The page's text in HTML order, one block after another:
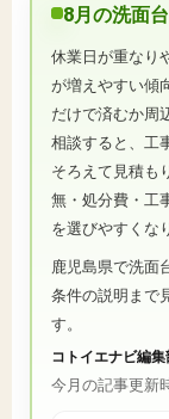
8月の洗面
休業日が重なり
が増えやすい傾
だけで済むか周
相談すると、工
そろえて見積も
無・処分費・工
を選びやすくな
鹿児島県で洗面
条件の説明まで
す。
コトイエナビ編
今月の記事更新